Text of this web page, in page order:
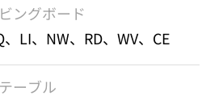
ングボード
LI、NW、RD、WV、CE
ーブル